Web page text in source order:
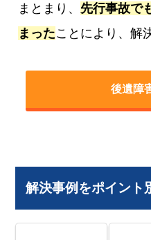
まとまり、 先行事故で
まったことにより、解
後遺障
解決事例をポイント